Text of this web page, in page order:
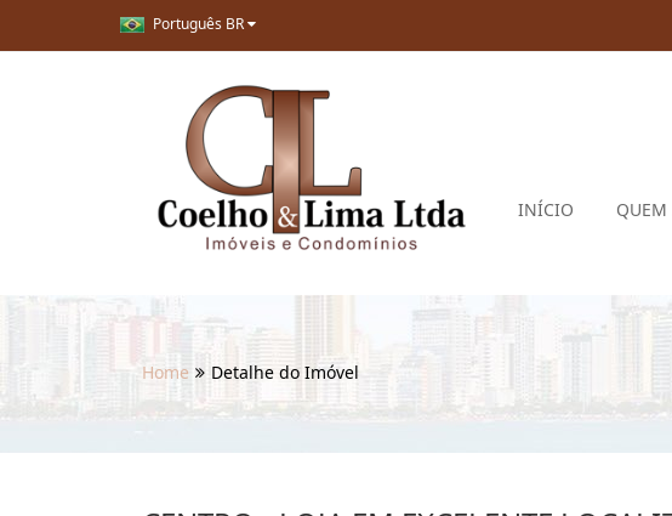
Português BR
INÍCIO QUEM
Home Detalhe do Imóvel